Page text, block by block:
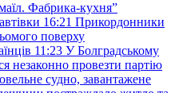
Фабрика-кухня”
16:21 Прикордонники
поверху
11:23 У Болградському
незаконно провезти партію
судно, завантажене